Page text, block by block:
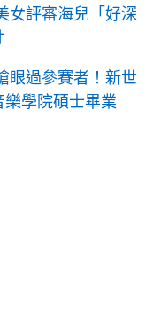
女評審海兒「好深
眼過參賽者！新世
學院碩士畢業